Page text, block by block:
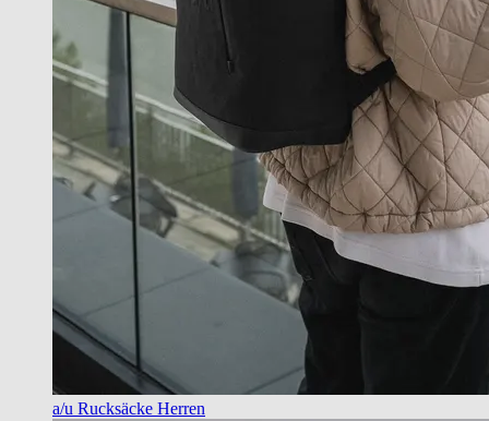
a/u Rucksäcke Herren